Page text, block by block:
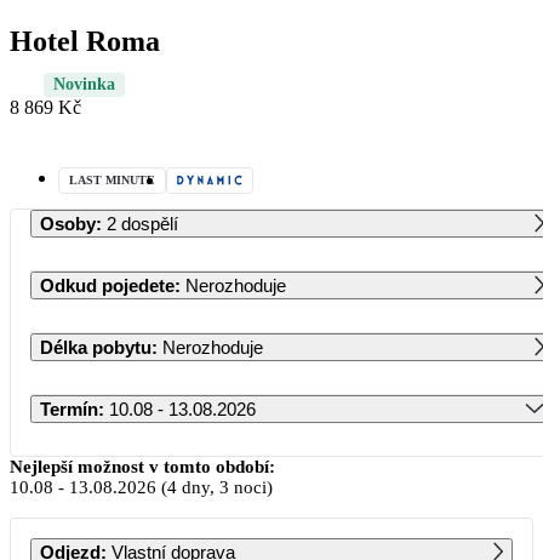
Hotel Roma
Novinka
8 869 Kč
LAST MINUTE
Osoby: 2 dospělí
Odkud pojedete: Nerozhoduje
Délka pobytu: Nerozhoduje
Termín: 10.08 - 13.08.2026
Srpen 2026
PO ÚT ST ČT PÁ SO NE
Nejlepší možnost v tomto období:
10.08 - 13.08.2026 (4 dny, 3 noci)
Odjezd: Vlastní doprava